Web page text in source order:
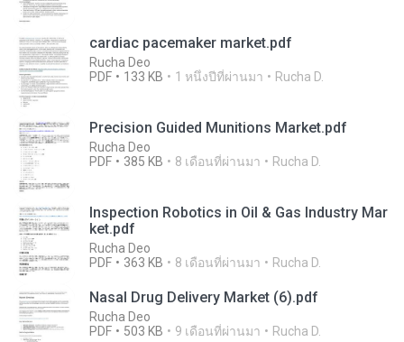
cardiac pacemaker market.pdf
Rucha Deo
PDF
133 KB 1 หนึ่งปีที่ผ่านมา Rucha D.
Precision Guided Munitions Market.pdf
Rucha Deo
PDF
385 KB 8 เดือนที่ผ่านมา Rucha D.
Inspection Robotics in Oil & Gas Industry Mar
ket.pdf
Rucha Deo
PDF
363 KB 8 เดือนที่ผ่านมา Rucha D.
Nasal Drug Delivery Market (6).pdf
Rucha Deo
PDF
503 KB 9 เดือนที่ผ่านมา Rucha D.